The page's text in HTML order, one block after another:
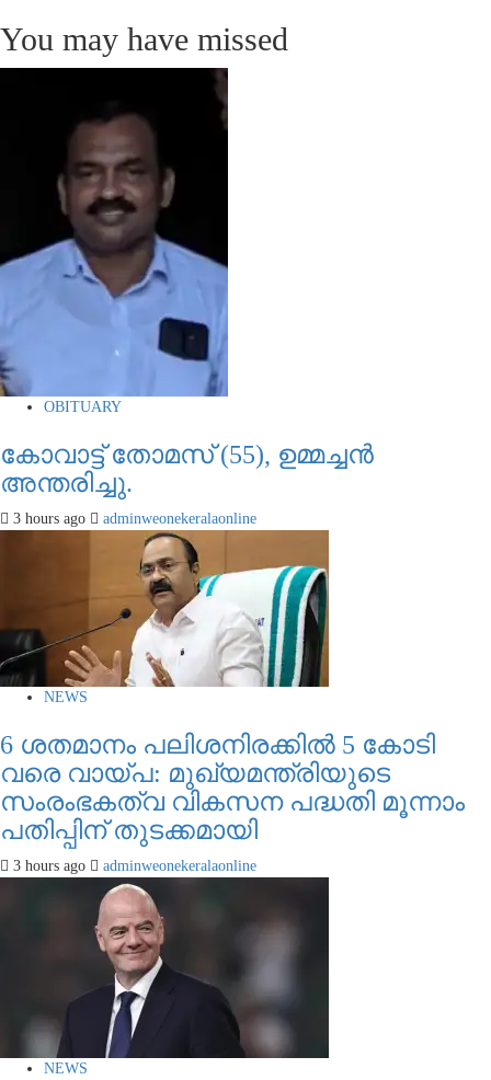
You may have missed
OBITUARY
കോവാട്ട് തോമസ് (55), ഉമ്മച്ചൻ
അന്തരിച്ചു.
3 hours ago adminweonekeralaonline
NEWS
6 ശതമാനം പലിശനിരക്കിൽ 5 കോടി
വരെ വായ്പ: മുഖ്യമന്ത്രിയുടെ
സംരംഭകത്വ വികസന പദ്ധതി മൂന്നാം
പതിപ്പിന് തുടക്കമായി
3 hours ago adminweonekeralaonline
NEWS